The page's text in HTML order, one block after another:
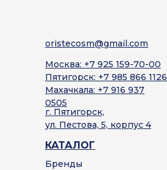
КАТАЛОГ
Бренды
oristecosm@gmail.com
Москва: +7 925 159-70-00
Пятигорск: +7 985 866 1126
Махачкала: +7 916 937
0505
г. Пятигорск,
ул. Пестова, 5, корпус 4